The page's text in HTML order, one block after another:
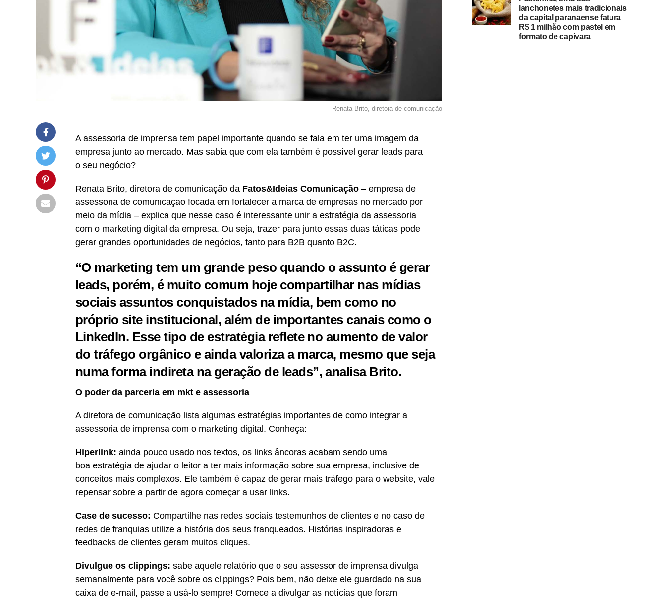
Renata Brito, diretora de comunicação
A assessoria de imprensa tem papel importante quando se fala em ter uma imagem da
empresa junto ao mercado. Mas sabia que com ela também é possível gerar leads para
o seu negócio?
Renata Brito, diretora de comunicação da Fatos&Ideias Comunicação – empresa de
assessoria de comunicação focada em fortalecer a marca de empresas no mercado por
meio da mídia – explica que nesse caso é interessante unir a estratégia da assessoria
com o marketing digital da empresa. Ou seja, trazer para junto essas duas táticas pode
gerar grandes oportunidades de negócios, tanto para B2B quanto B2C.
“O marketing tem um grande peso quando o assunto é gerar
leads, porém, é muito comum hoje compartilhar nas mídias
sociais assuntos conquistados na mídia, bem como no
próprio site institucional, além de importantes canais como o
LinkedIn. Esse tipo de estratégia reflete no aumento de valor
do tráfego orgânico e ainda valoriza a marca, mesmo que seja
numa forma indireta na geração de leads”, analisa Brito.
O poder da parceria em mkt e assessoria
A diretora de comunicação lista algumas estratégias importantes de como integrar a
assessoria de imprensa com o marketing digital. Conheça:
Hiperlink: ainda pouco usado nos textos, os links âncoras acabam sendo uma
boa estratégia de ajudar o leitor a ter mais informação sobre sua empresa, inclusive de
conceitos mais complexos. Ele também é capaz de gerar mais tráfego para o website, vale
repensar sobre a partir de agora começar a usar links.
Case de sucesso: Compartilhe nas redes sociais testemunhos de clientes e no caso de
redes de franquias utilize a história dos seus franqueados. Histórias inspiradoras e
feedbacks de clientes geram muitos cliques.
Divulgue os clippings: sabe aquele relatório que o seu assessor de imprensa divulga
semanalmente para você sobre os clippings? Pois bem, não deixe ele guardado na sua
caixa de e-mail, passe a usá-lo sempre! Comece a divulgar as notícias que foram
lanchonetes mais tradicionais
da capital paranaense fatura
R$ 1 milhão com pastel em
formato de capivara